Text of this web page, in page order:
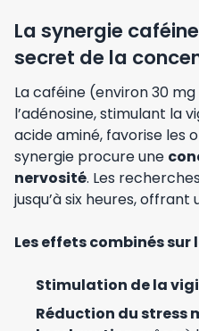
La synergie
secret de la
La caféine (environ 30
l’adénosine, stimulant la
acide aminé, favorise les
synergie procure une
nervosité. Les
jusqu’à six heures,
Les effets combinés sur
Stimulation de la
Réduction du stress